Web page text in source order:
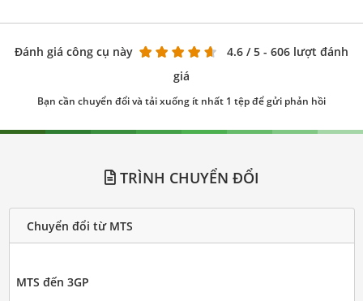
Đánh giá công cụ này 4.6 / 5 - 606 lượt đánh
giá
Bạn cần chuyển đổi và tải xuống ít nhất 1 tệp để gửi phản hồi
TRÌNH CHUYỂN ĐỔI
Chuyển đổi từ MTS
MTS đến 3GP